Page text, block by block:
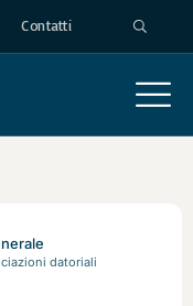
Contatti
datoriali